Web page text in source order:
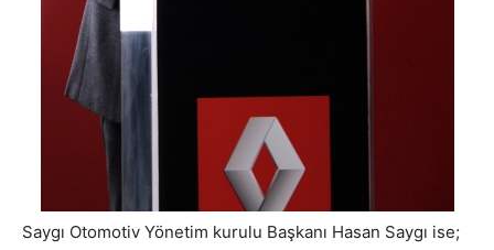
Saygı Otomotiv Yönetim kurulu Başkanı Hasan Saygı ise;